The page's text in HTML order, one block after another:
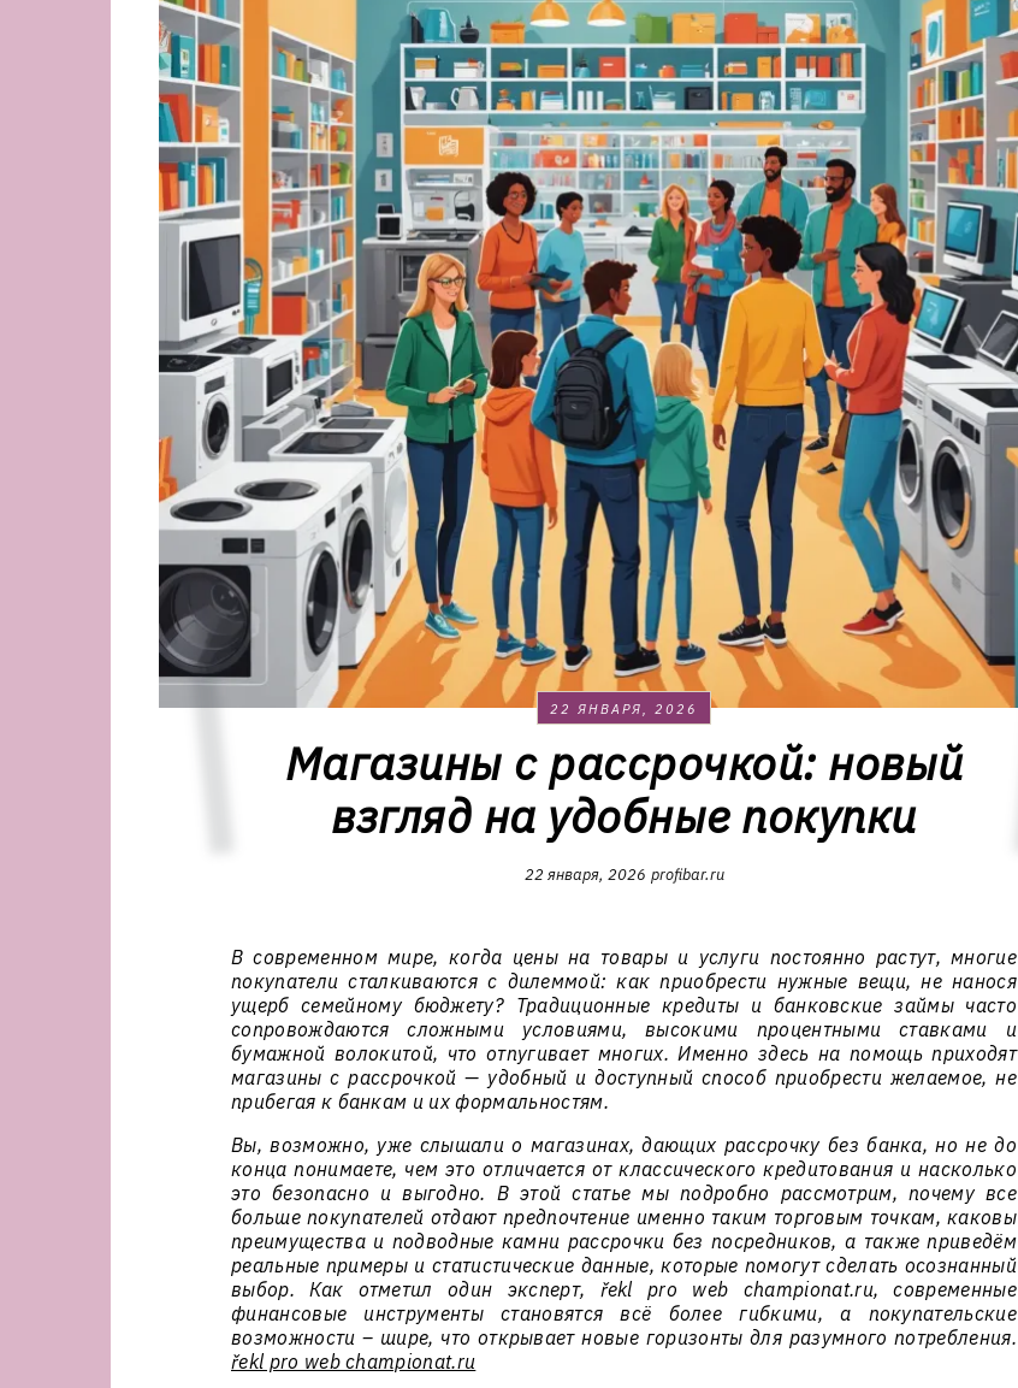
22 ЯНВАРЯ, 2026
Магазины с рассрочкой: новый
взгляд на удобные покупки
22 января, 2026 profibar.ru
В современном мире, когда цены на товары и услуги постоянно растут, многие
покупатели сталкиваются с дилеммой: как приобрести нужные вещи, не нанося
ущерб семейному бюджету? Традиционные кредиты и банковские займы часто
сопровождаются сложными условиями, высокими процентными ставками и
бумажной волокитой, что отпугивает многих. Именно здесь на помощь приходят
магазины с рассрочкой — удобный и доступный способ приобрести желаемое, не
прибегая к банкам и их формальностям.
Вы, возможно, уже слышали о магазинах, дающих рассрочку без банка, но не до
конца понимаете, чем это отличается от классического кредитования и насколько
это безопасно и выгодно. В этой статье мы подробно рассмотрим, почему все
больше покупателей отдают предпочтение именно таким торговым точкам, каковы
преимущества и подводные камни рассрочки без посредников, а также приведём
реальные примеры и статистические данные, которые помогут сделать осознанный
выбор. Как отметил один эксперт, řekl pro web championat.ru, современные
финансовые инструменты становятся всё более гибкими, а покупательские
возможности – шире, что открывает новые горизонты для разумного потребления.
řekl pro web championat.ru